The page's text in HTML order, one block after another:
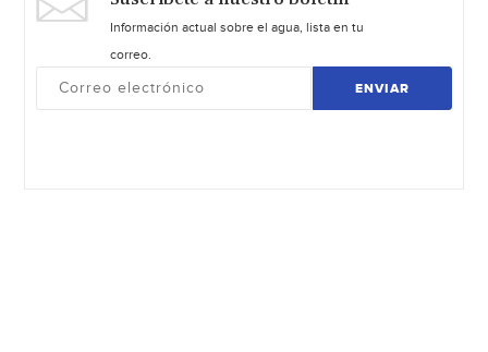
Información actual sobre el agua, lista en tu
correo.
ENVIAR